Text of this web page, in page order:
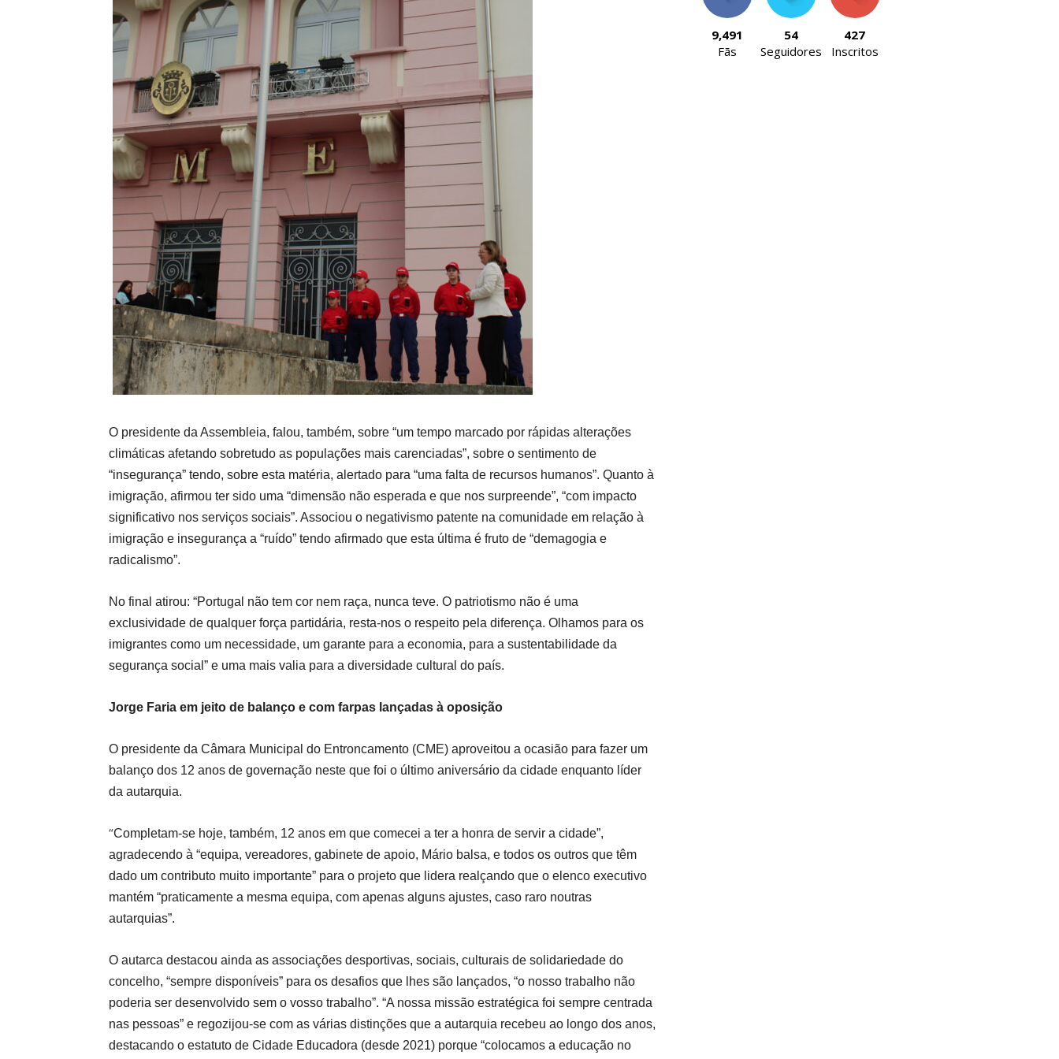
O presidente da Assembleia, falou, também, sobre “um tempo marcado por rápidas alterações
climáticas afetando sobretudo as populações mais carenciadas”, sobre o sentimento de
“insegurança” tendo, sobre esta matéria, alertado para “uma falta de recursos humanos”. Quanto à
imigração, afirmou ter sido uma “dimensão não esperada e que nos surpreende”, “com impacto
significativo nos serviços sociais”. Associou o negativismo patente na comunidade em relação à
imigração e insegurança a “ruído” tendo afirmado que esta última é fruto de “demagogia e
radicalismo”.
No final atirou: “Portugal não tem cor nem raça, nunca teve. O patriotismo não é uma
exclusividade de qualquer força partidária, resta-nos o respeito pela diferença. Olhamos para os
imigrantes como um necessidade, um garante para a economia, para a sustentabilidade da
segurança social” e uma mais valia para a diversidade cultural do país.
Jorge Faria em jeito de balanço e com farpas lançadas à oposição
O presidente da Câmara Municipal do Entroncamento (CME) aproveitou a ocasião para fazer um
balanço dos 12 anos de governação neste que foi o último aniversário da cidade enquanto líder
da autarquia.
“Completam-se hoje, também, 12 anos em que comecei a ter a honra de servir a cidade”,
agradecendo à “equipa, vereadores, gabinete de apoio, Mário balsa, e todos os outros que têm
dado um contributo muito importante” para o projeto que lidera realçando que o elenco executivo
mantém “praticamente a mesma equipa, com apenas alguns ajustes, caso raro noutras
autarquias”.
O autarca destacou ainda as associações desportivas, sociais, culturais de solidariedade do
concelho, “sempre disponíveis” para os desafios que lhes são lançados, “o nosso trabalho não
poderia ser desenvolvido sem o vosso trabalho”. “A nossa missão estratégica foi sempre centrada
nas pessoas” e regozijou-se com as várias distinções que a autarquia recebeu ao longo dos anos,
destacando o estatuto de Cidade Educadora (desde 2021) porque “colocamos a educação no
9,491
Fãs
54
Seguidores
427
Inscritos